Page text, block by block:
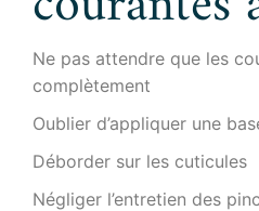
Ne pas attendre que les
complètement
Oublier d’appliquer une
Déborder sur les cuticules
Négliger l’entretien des